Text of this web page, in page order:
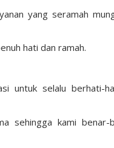
yang seramah
hati dan ramah.
untuk selalu berhati-
sehingga kami